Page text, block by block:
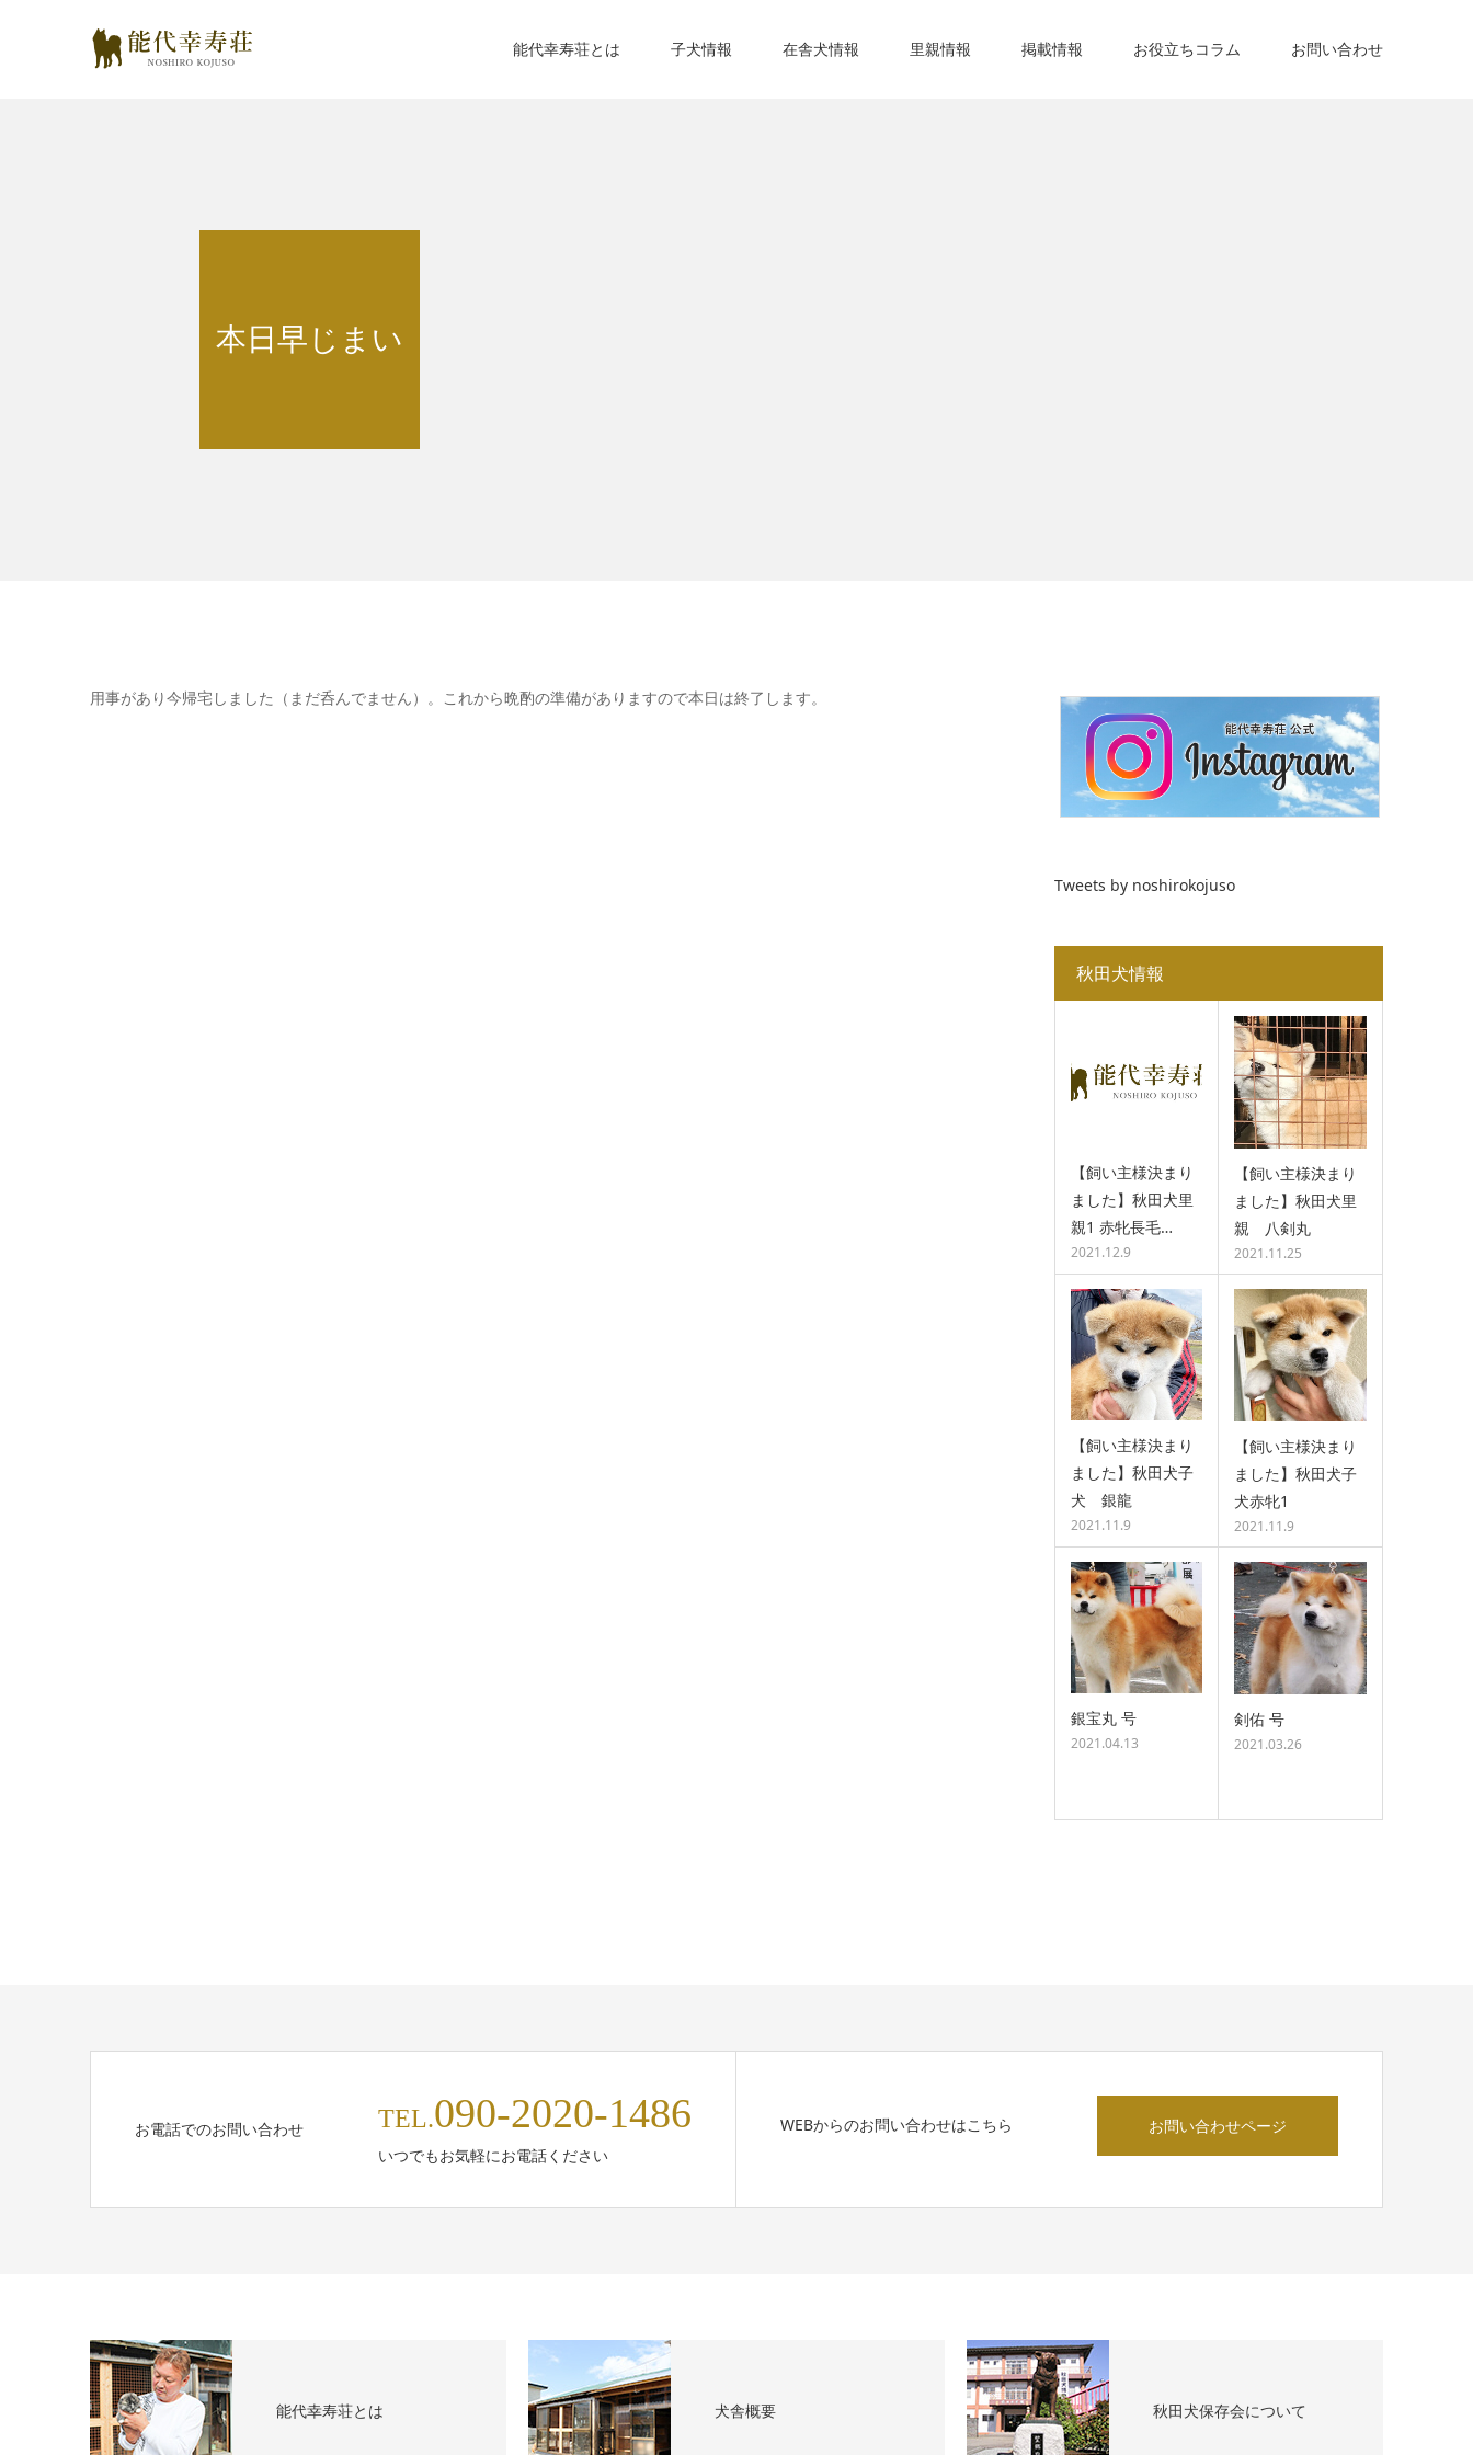
能代幸寿荘とは 子犬情報 在舎犬情報 里親情報 掲載情報 お役立ちコラム お問い合わせ
本日早じまい
用事があり今帰宅しました（まだ呑んでません）。これから晩酌の準備がありますので本日は終了します。
Tweets by noshirokojuso
秋田犬情報
【飼い主様決まり
ました】秋田犬里
親1 赤牝長毛…
2021.12.9
【飼い主様決まり
ました】秋田犬里
親 八剣丸
2021.11.25
【飼い主様決まり
ました】秋田犬子
犬 銀龍
2021.11.9
【飼い主様決まり
ました】秋田犬子
犬赤牝1
2021.11.9
銀宝丸 号
2021.04.13
剣佑 号
2021.03.26
お電話でのお問い合わせ TEL.090-2020-1486
いつでもお気軽にお電話ください
WEBからのお問い合わせはこちら お問い合わせページ
能代幸寿荘とは 犬舎概要 秋田犬保存会について